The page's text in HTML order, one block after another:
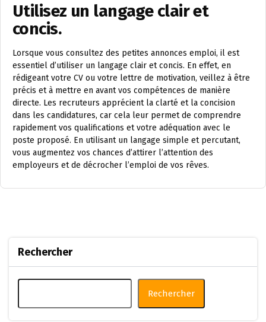
Utilisez un langage clair et
concis.
Lorsque vous consultez des petites annonces emploi, il est
essentiel d’utiliser un langage clair et concis. En effet, en
rédigeant votre CV ou votre lettre de motivation, veillez à être
précis et à mettre en avant vos compétences de manière
directe. Les recruteurs apprécient la clarté et la concision
dans les candidatures, car cela leur permet de comprendre
rapidement vos qualifications et votre adéquation avec le
poste proposé. En utilisant un langage simple et percutant,
vous augmentez vos chances d’attirer l’attention des
employeurs et de décrocher l’emploi de vos rêves.
Rechercher
Rechercher